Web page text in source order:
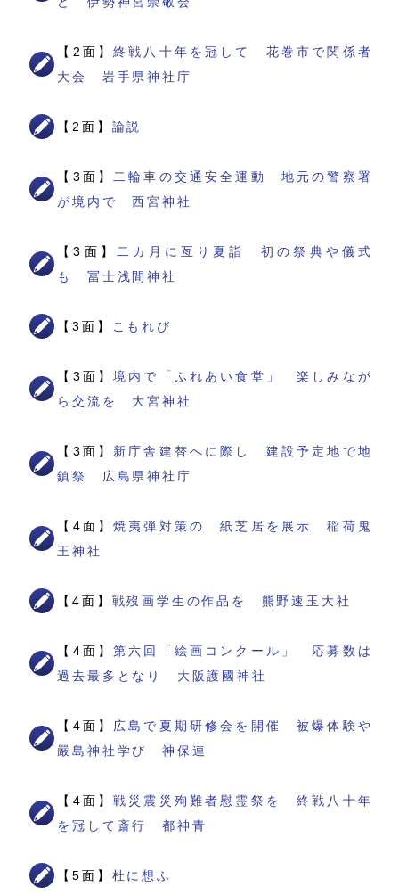
【2面】終戦八十年を冠して 花巻市で関係者
大会 岩手県神社庁
【2面】 論説
【3面】
二輪車の交通安全運動 地元の警察署
が境内で 西宮神社
【3面】
二カ月に亙り夏詣 初の祭典や儀式
も 冨士浅間神社
【3面】 こもれび
【3面】境内で「ふれあい食堂」 楽しみなが
ら交流を 大宮神社
【3面】 新庁舎建替へに際し 建設予定地で地
鎮祭 広島県神社庁
【4面】焼夷弾対策の 紙芝居を展示 稲荷鬼
王神社
【4面】 戦歿画学生の作品を 熊野速玉大社
【4面】第六回「絵画コンクール」 応募数は
過去最多となり 大阪護國神社
【4面】 広島で夏期研修会を開催 被爆体験や
嚴島神社学び 神保連
【4面】戦災震災殉難者慰霊祭を 終戦八十年
を冠して斎行 都神青
【5面】 杜に想ふ